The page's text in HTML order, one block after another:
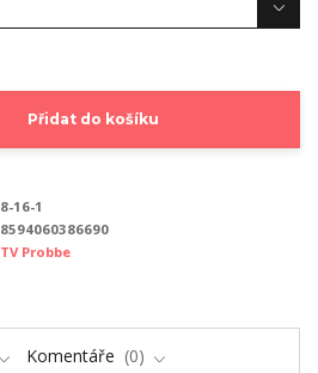
Přidat do košíku
8-16-1
8594060386690
TV Probbe
Komentáře 0